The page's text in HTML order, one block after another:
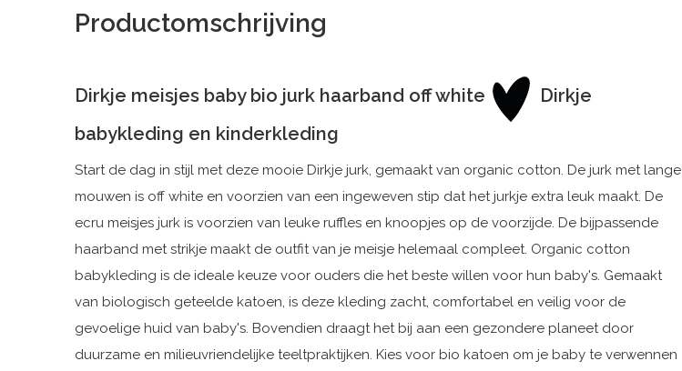
Productomschrijving
Dirkje meisjes baby bio jurk haarband off white
Dirkje
babykleding en kinderkleding
Start de dag in stijl met deze mooie Dirkje jurk, gemaakt van organic cotton. De jurk met lange
mouwen is off white en voorzien van een ingeweven stip dat het jurkje extra leuk maakt. De
ecru meisjes jurk is voorzien van leuke ruffles en knoopjes op de voorzijde. De bijpassende
haarband met strikje maakt de outfit van je meisje helemaal compleet. Organic cotton
babykleding is de ideale keuze voor ouders die het beste willen voor hun baby's. Gemaakt
van biologisch geteelde katoen, is deze kleding zacht, comfortabel en veilig voor de
gevoelige huid van baby's. Bovendien draagt het bij aan een gezondere planeet door
duurzame en milieuvriendelijke teeltpraktijken. Kies voor bio katoen om je baby te verwennen